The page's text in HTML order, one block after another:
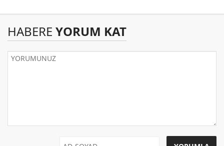
HABERE YORUM KAT